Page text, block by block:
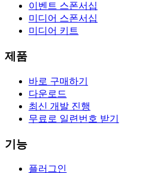
이벤트 스폰서십
미디어 스폰서십
미디어 키트
제품
바로 구매하기
다운로드
최신 개발 진행
무료로 일련번호 받기
기능
플러그인